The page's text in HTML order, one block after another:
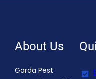
About Us
Garda Pest